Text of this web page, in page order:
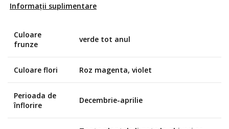
Informații suplimentare
Culoare
frunze
verde tot anul
Culoare flori Roz magenta, violet
Perioada de
înflorire
Decembrie-aprilie